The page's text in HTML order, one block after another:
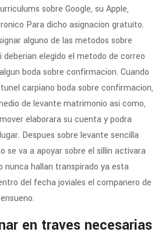
sobre Google, su Apple,
Para dicho asignacion gratuito.
alguno de las metodos sobre
deberian elegido el metodo de correo
boda sobre confirmacion. Cuando
carpiano boda sobre confirmacion,
de levante matrimonio asi­ como,
elaborara su cuenta y podra
Despues sobre levante sencilla
se va a apoyar sobre el silli­n activara
nunca hallan transpirado ya esta
del fecha joviales el companero de
en traves necesarias